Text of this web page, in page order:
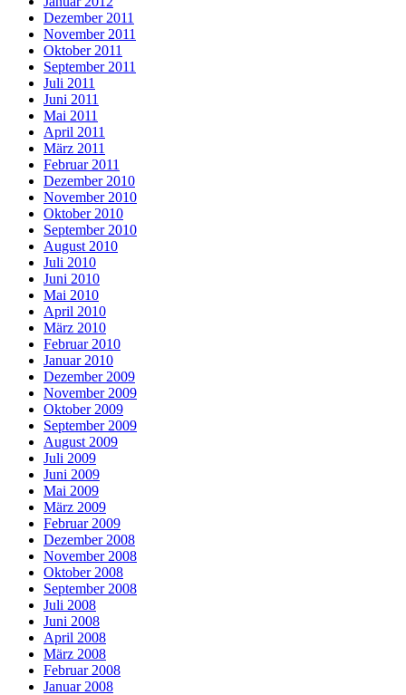
Dezember 2011
November 2011
Oktober 2011
September 2011
Juli 2011
Juni 2011
Mai 2011
April 2011
März 2011
Februar 2011
Dezember 2010
November 2010
Oktober 2010
September 2010
August 2010
Juli 2010
Juni 2010
Mai 2010
April 2010
März 2010
Februar 2010
Januar 2010
Dezember 2009
November 2009
Oktober 2009
September 2009
August 2009
Juli 2009
Juni 2009
Mai 2009
März 2009
Februar 2009
Dezember 2008
November 2008
Oktober 2008
September 2008
Juli 2008
Juni 2008
April 2008
März 2008
Februar 2008
Januar 2008